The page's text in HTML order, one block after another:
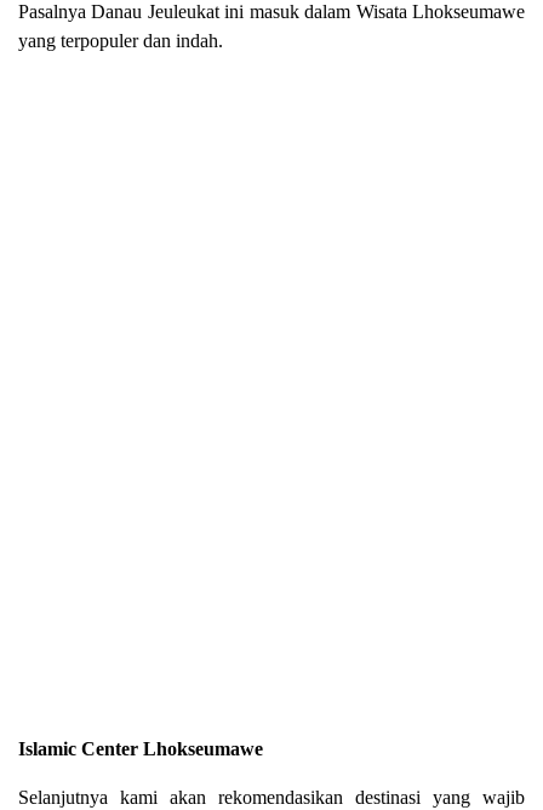
Pasalnya Danau Jeuleukat ini masuk dalam Wisata Lhokseumawe
yang terpopuler dan indah.
Islamic Center Lhokseumawe
Selanjutnya kami akan rekomendasikan destinasi yang wajib